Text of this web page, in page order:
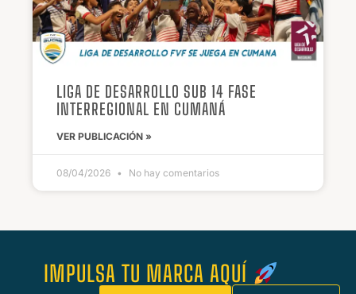
LIGA DE DESARROLLO SUB 14 FASE
INTERREGIONAL EN CUMANÁ
VER PUBLICACIÓN »
08/04/2026 No hay comentarios
IMPULSA TU MARCA AQUÍ